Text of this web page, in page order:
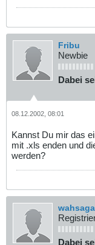
Fribu
Newbie
Dabei
08.12.2002, 08:01
Kannst Du mir das
mit .xls enden und
werden?
wahsaga
Dabei